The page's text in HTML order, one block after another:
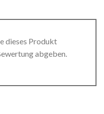
dieses Produkt
abgeben.